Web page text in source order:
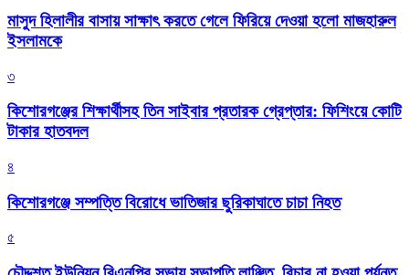
মাসুদ হিলালীর বাসায় সাক্ষাৎ করতে গেলে ফিরিয়ে দেওয়া হলো মাজহারুল
ইসলামকে
৩
কিশোরগঞ্জের শিক্ষার্থীসহ তিন সাইবার প্রতারক গ্রেপ্তার: ফিশিংয়ে কোটি
টাকার হাতবদল
৪
কিশোরগঞ্জে সম্পত্তি বিরোধে ভাতিজার ছুরিকাঘাতে চাচা নিহত
৫